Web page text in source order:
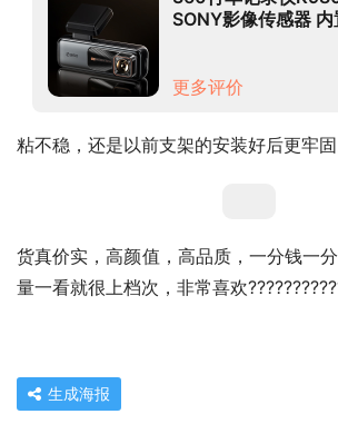
SONY影像传感器
更多评价
粘不稳，还是以前支架的安装好后更牢固
货真价实，高颜值，高品质，一分钱一
量一看就很上档次，非常喜欢
生成海报